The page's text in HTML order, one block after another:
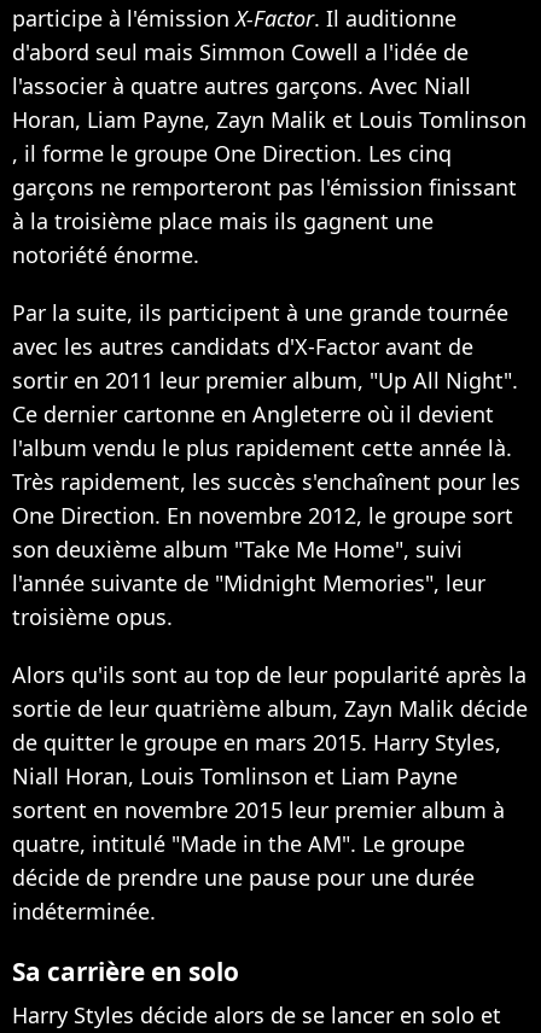
participe à l'émission X-Factor. Il auditionne
d'abord seul mais Simmon Cowell a l'idée de
l'associer à quatre autres garçons. Avec Niall
Horan, Liam Payne, Zayn Malik et Louis Tomlinson
, il forme le groupe One Direction. Les cinq
garçons ne remporteront pas l'émission finissant
à la troisième place mais ils gagnent une
notoriété énorme.
Par la suite, ils participent à une grande tournée
avec les autres candidats d'X-Factor avant de
sortir en 2011 leur premier album, "Up All Night".
Ce dernier cartonne en Angleterre où il devient
l'album vendu le plus rapidement cette année là.
Très rapidement, les succès s'enchaînent pour les
One Direction. En novembre 2012, le groupe sort
son deuxième album "Take Me Home", suivi
l'année suivante de "Midnight Memories", leur
troisième opus.
Alors qu'ils sont au top de leur popularité après la
sortie de leur quatrième album, Zayn Malik décide
de quitter le groupe en mars 2015. Harry Styles,
Niall Horan, Louis Tomlinson et Liam Payne
sortent en novembre 2015 leur premier album à
quatre, intitulé "Made in the AM". Le groupe
décide de prendre une pause pour une durée
indéterminée.
Sa carrière en solo
Harry Styles décide alors de se lancer en solo et